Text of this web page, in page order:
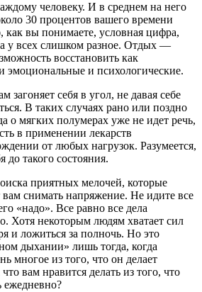
человеку. И в среднем на него
30 процентов вашего времени
как вы понимаете, условная цифра,
у всех слишком разное. Отдых —
восстановить как
эмоциональные и психологические.
загоняет себя в угол, не давая себе
В таких случаях рано или поздно
о мягких полумерах уже не идет речь,
в применении лекарств
от любых нагрузок. Разумеется,
до такого состояния.
приятных мелочей, которые
вам снимать напряжение. Не идите все
«надо». Все равно все дела
Хотя некоторым людям хватает сил
и ложиться за полночь. Но это
дыхании» лишь тогда, когда
многое из того, что он делает
вам нравится делать из того, что
ежедневно?